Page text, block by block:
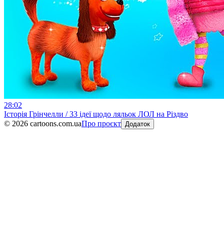
28:02
Історія Грінчелли / 33 ідеї щодо ляльок ЛОЛ на Різдво
© 2026 cartoons.com.uaПро проєкт Додаток